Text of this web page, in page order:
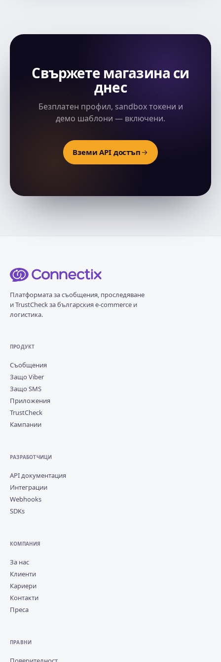
Свържете магазина си
днес
Безплатен профил, sandbox токени и
демо шаблони — включени.
Вземи API достъп
Платформата за съобщения, проследяване
и TrustCheck за българския e-commerce и
логистика.
ПРОДУКТ
Съобщения
Защо Viber
Защо SMS
Приложения
TrustCheck
Кампании
РАЗРАБОТЧИЦИ
API документация
Интеграции
Webhooks
SDKs
КОМПАНИЯ
За нас
Клиенти
Кариери
Контакти
Преса
ПРАВНИ